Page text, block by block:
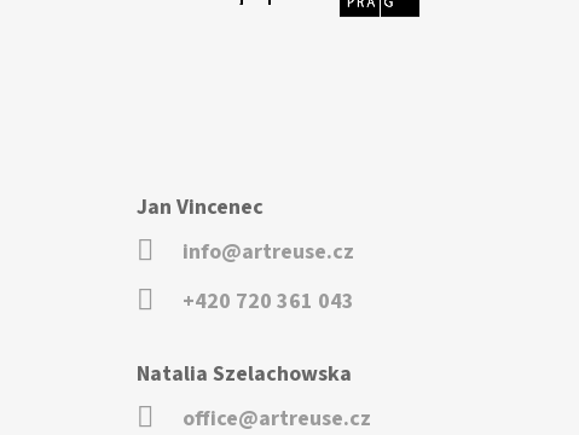
Jan Vincenec
info@artreuse.cz
+420 720 361 043
Natalia Szelachowska
office@artreuse.cz